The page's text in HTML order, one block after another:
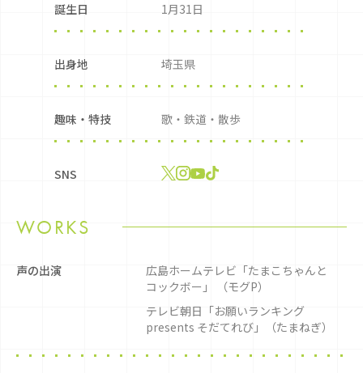
誕生日 1月31日
出身地 埼玉県
趣味・特技 歌・鉄道・散歩
SNS
WORKS
声の出演
広島ホームテレビ「たまこちゃんと
コックボー」 （モグP）
テレビ朝日「お願いランキング
presents そだてれび」（たまねぎ）